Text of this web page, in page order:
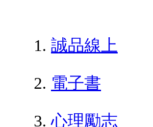
誠品線上
電子書
心理勵志